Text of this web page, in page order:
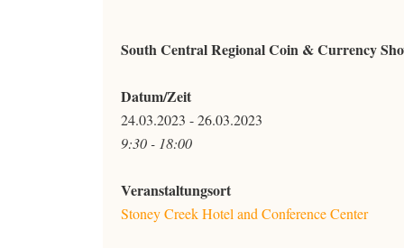
South Central Regional Coin & Currency
Datum/Zeit
24.03.2023 - 26.03.2023
9:30 - 18:00
Veranstaltungsort
Stoney Creek Hotel and Conference Center